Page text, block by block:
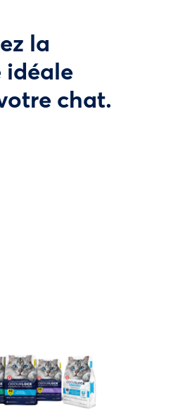
la
idéale
chat.